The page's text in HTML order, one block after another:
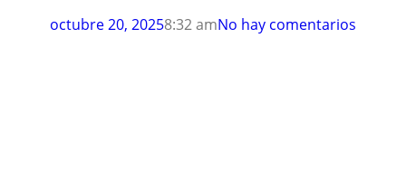
octubre 20, 20258:32 amNo hay comentarios